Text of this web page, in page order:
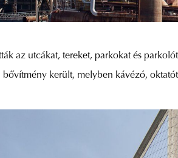
az utcákat, tereket, parkokat és
bővítmény került, melyben kávézó,